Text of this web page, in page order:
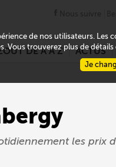
DE A À Z ACTUS
les prix
de nos utilisateurs. Les
Vous trouverez plus de
Je